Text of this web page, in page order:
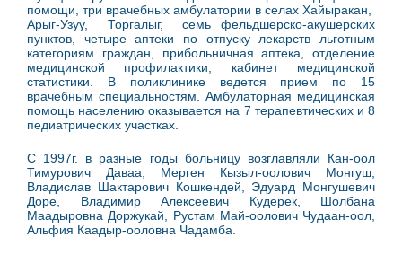
помощи, три врачебных амбулатории в селах Хайы­ракан,
Арыг-Узуу, Торгалыг, семь фельдшерско-акушерских
пунктов, четыре аптеки по отпуску лекарств льготным
категориям граждан, прибольничная аптека, отделе­ние
медицинской профилактики, кабинет медицинской
статистики. В поликли­нике ведется прием по 15
врачебным специ­альностям. Амбулаторная медицинская
помощь населению оказывается на 7 терапевтических и 8
педиатрических участках.
С 1997г. в разные годы больницу возглавляли Кан-оол
Тимурович Даваа, Мерген Кызыл-оолович Монгуш,
Владислав Шактарович Кошкендей, Эдуард Монгушевич
Доре, Владимир Алексеевич Кудерек, Шолбана
Маадыровна Доржукай, Рустам Май-оолович Чудаан-оол,
Альфия Каадыр-ооловна Чадамба.